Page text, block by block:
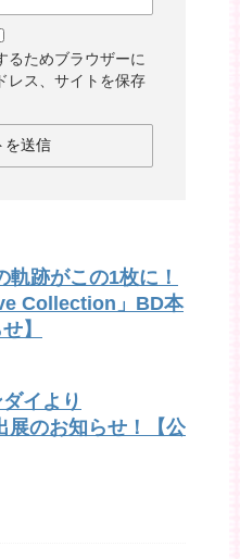
るためブラウザーに
レス、サイトを保存
軌跡がこの1枚に！
Collection」BD本
】
イより
展のお知らせ！【公